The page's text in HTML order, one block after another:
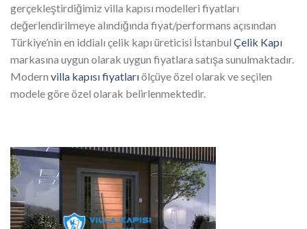
gerçekleştirdiğimiz villa kapısı modelleri fiyatları
değerlendirilmeye alındığında fiyat/performans açısından
Türkiye’nin en iddialı çelik kapı üreticisi İstanbul Çelik Kapı
markasına uygun olarak uygun fiyatlara satışa sunulmaktadır.
Modern villa kapısı fiyatlarıölçüye özel olarak ve seçilen
modele göre özel olarak belirlenmektedir.